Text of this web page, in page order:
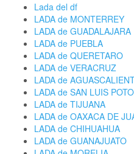
Lada del df
LADA de MONTERREY
LADA de GUADALAJARA
LADA de PUEBLA
LADA de QUERETARO
LADA de VERACRUZ
LADA de
LADA de SAN LUIS
LADA de TIJUANA
LADA de OAXACA DE
LADA de CHIHUAHUA
LADA de GUANAJUATO